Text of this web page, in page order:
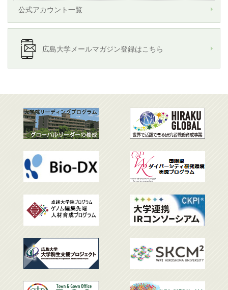
公式アカウント一覧
広島大学メールマガジン登録はこちら